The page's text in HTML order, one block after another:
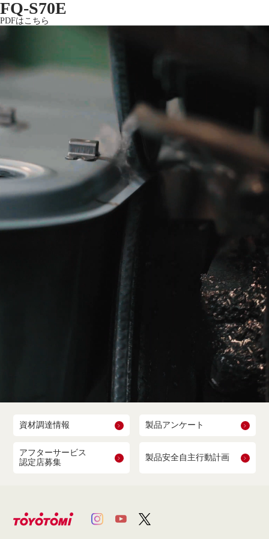
FQ-S70E
PDFはこちら
資材調達情報 製品アンケート
アフターサービス
認定店募集
製品安全自主行動計画